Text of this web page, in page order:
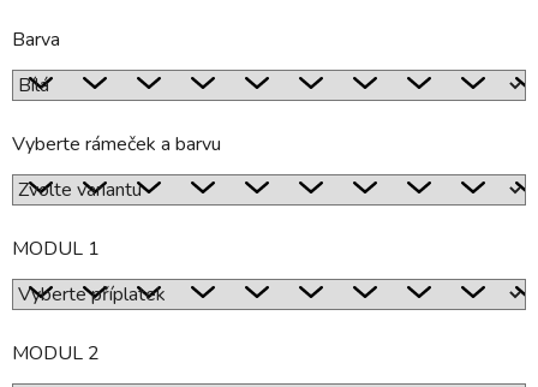
Barva
Vyberte rámeček a barvu
MODUL 1
MODUL 2